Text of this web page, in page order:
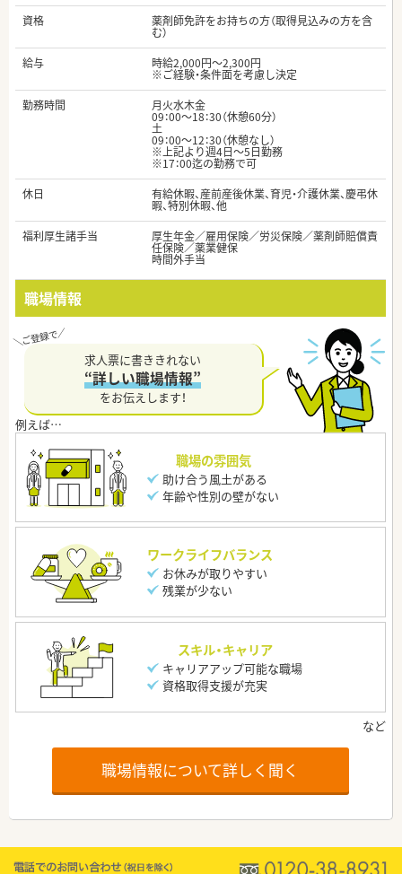
資格
薬剤師免許をお持ちの方（取得見込みの方を含
む）
給与
時給2,000円～2,300円
※ご経験・条件面を考慮し決定
勤務時間
月火水木金
09：00～18：30（休憩60分）
土
09：00～12：30（休憩なし）
※上記より週4日～5日勤務
※17：00迄の勤務で可
休日
有給休暇、産前産後休業、育児・介護休業、慶弔休
暇、特別休暇、他
福利厚生諸手当
厚生年金／雇用保険／労災保険／薬剤師賠償責
任保険／薬業健保
時間外手当
職場情報
求人票に書ききれない
“詳しい職場情報”
をお伝えします！
職場の雰囲気
助け合う風土がある
年齢や性別の壁がない
ワークライフバランス
お休みが取りやすい
残業が少ない
スキル・キャリア
キャリアアップ可能な職場
資格取得支援が充実
職場情報について詳しく聞く